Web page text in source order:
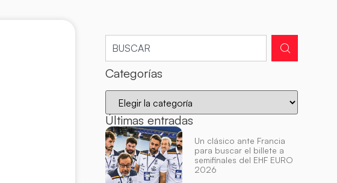
Categorías
Últimas entradas
Un clásico ante Francia
para buscar el billete a
semifinales del EHF EURO
2026